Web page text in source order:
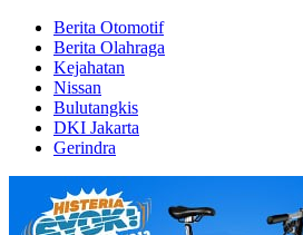
Berita Otomotif
Berita Olahraga
Kejahatan
Nissan
Bulutangkis
DKI Jakarta
Gerindra